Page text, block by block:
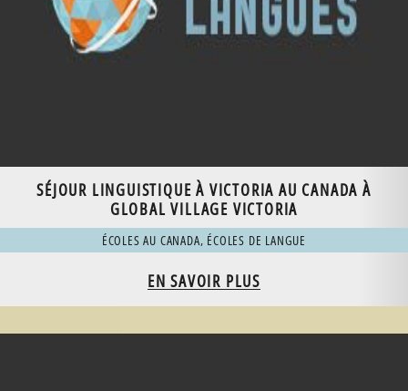
SÉJOUR LINGUISTIQUE À VICTORIA AU CANADA À
GLOBAL VILLAGE VICTORIA
ÉCOLES AU CANADA, ÉCOLES DE LANGUE
EN SAVOIR PLUS